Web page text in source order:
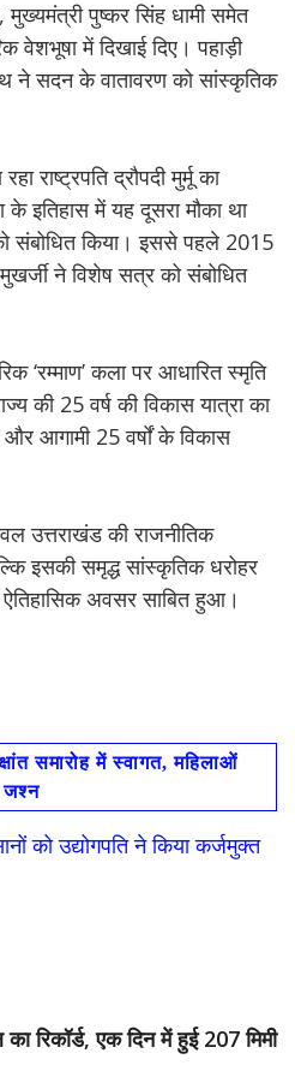
पुष्कर सिंह धामी समेत
वेशभूषा में दिखाई दिए। पहाड़ी
ने सदन के वातावरण को सांस्कृतिक
राष्ट्रपति द्रौपदी मुर्मू का
इतिहास में यह दूसरा मौका था
संबोधित किया। इससे पहले 2015
मुखर्जी ने विशेष सत्र को संबोधित
‘रम्माण’ कला पर आधारित स्मृति
की 25 वर्ष की विकास यात्रा का
आगामी 25 वर्षों के विकास
उत्तराखंड की राजनीतिक
इसकी समृद्ध सांस्कृतिक धरोहर
ऐतिहासिक अवसर साबित हुआ।
समारोह में स्वागत, महिलाओं
जश्न
को उद्योगपति ने किया कर्जमुक्त
रिकॉर्ड, एक दिन में हुई 207 मिमी